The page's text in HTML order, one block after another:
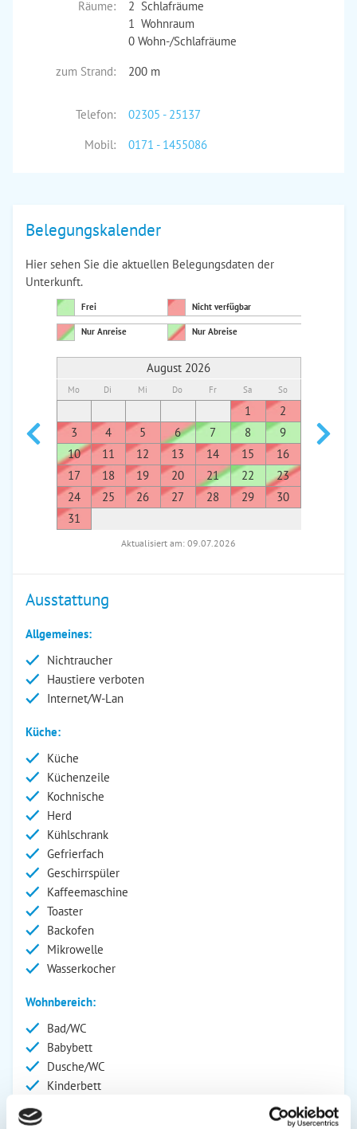
Räume:
2 Schlafräume
1 Wohnraum
0 Wohn-/Schlafräume
zum Strand:
200 m
Telefon:
02305 - 25137
Mobil:
0171 - 1455086
Belegungskalender
Hier sehen Sie die aktuellen Belegungsdaten der
Unterkunft.
Frei Nicht verfügbar
Nur Anreise Nur Abreise
August 2026
Mo Di Mi Do Fr Sa So
1
2
3
4 5 6 7 8
9
10
11 12 13 14 15
16
17
18 19 20 21 22
23
24
25 26 27 28 29
30
31
7
Aktualisiert am: 09.07.2026
Ausstattung
Allgemeines:
Nichtraucher
Haustiere verboten
Internet/W-Lan
Küche:
Küche
Küchenzeile
Kochnische
Herd
Kühlschrank
Gefrierfach
Geschirrspüler
Kaffeemaschine
Toaster
Backofen
Mikrowelle
Wasserkocher
Wohnbereich:
Bad/WC
Babybett
Dusche/WC
Kinderbett